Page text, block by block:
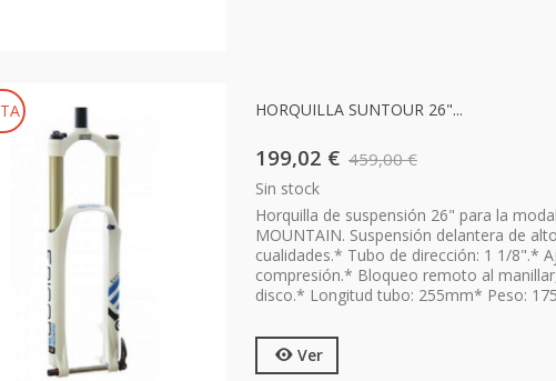
HORQUILLA SUNTOUR 26"...
199,02 € 459,00 €
Sin stock
Horquilla de suspensión 26" para la
MOUNTAIN. Suspensión delantera de
cualidades.* Tubo de dirección: 1 1/8".*
compresión.* Bloqueo remoto al
disco.* Longitud tubo: 255mm* Peso:
Ver